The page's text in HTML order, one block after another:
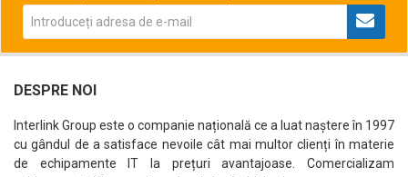
DESPRE NOI
Interlink Group este o companie națională ce a luat naștere în 1997
cu gândul de a satisface nevoile cât mai multor clienți în materie
de echipamente IT la prețuri avantajoase. Comercializam